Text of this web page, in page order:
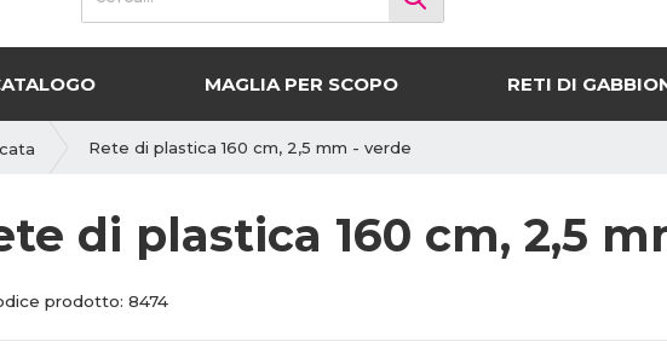
a
.
MAGLIA PER SCOPO RETI DI
Rete di plastica 160 cm, 2,5 mm - verde
di plastica 160 cm, 2,5
prodotto: 8474